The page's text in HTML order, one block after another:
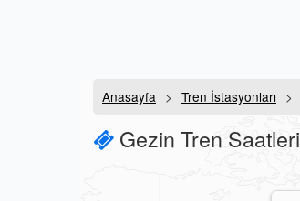
Anasayfa Tren İstasyonları
Gezin Tren Saatleri